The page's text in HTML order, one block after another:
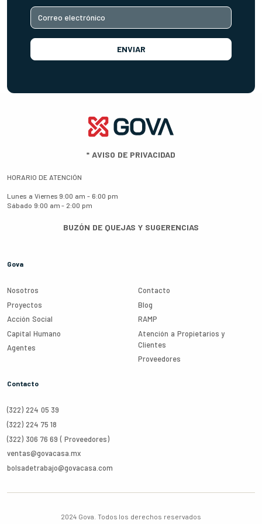
ENVIAR
*AVISO DE PRIVACIDAD
HORARIO DE ATENCIÓN
Lunes a Viernes 9:00 am - 6:00 pm
Sábado 9:00 am - 2:00 pm
BUZÓN DE QUEJAS Y SUGERENCIAS
Gova
Nosotros
Proyectos
Acción Social
Capital Humano
Agentes
Contacto
Blog
RAMP
Atención a Propietarios y
Clientes
Proveedores
Contacto
(322) 224 05 39
(322) 224 75 18
(322) 306 76 69 (Proveedores)
ventas@govacasa.mx
bolsadetrabajo@govacasa.com
2024 Gova. Todos los derechos reservados